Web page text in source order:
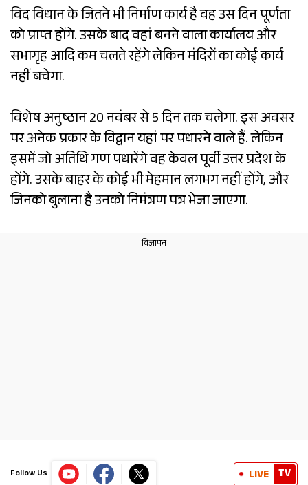
विद विधान के जितने भी निर्माण कार्य है वह उस दिन पूर्णता
को प्राप्त होंगे. उसके बाद वहां बनने वाला कार्यालय और
सभागृह आदि कम चलते रहेंगे लेकिन मंदिरों का कोई कार्य
नहीं बचेगा.
विशेष अनुष्ठान 20 नवंबर से 5 दिन तक चलेगा. इस अवसर
पर अनेक प्रकार के विद्वान यहां पर पधारने वाले हैं. लेकिन
इसमें जो अतिथि गण पधारेंगे वह केवल पूर्वी उत्तर प्रदेश के
होंगे. उसके बाहर के कोई भी मेहमान लगभग नहीं होंगे, और
जिनको बुलाना है उनको निमंत्रण पत्र भेजा जाएगा.
Follow Us LIVE TV